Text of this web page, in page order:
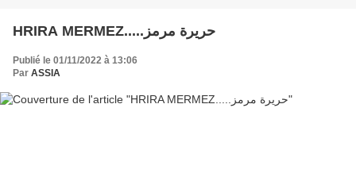
HRIRA MERMEZ.....حريرة مرمز
Publié le 01/11/2022 à 13:06
Par ASSIA